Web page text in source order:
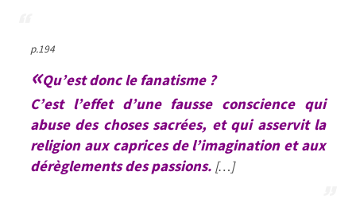
p.194
«Qu’est donc le fanatisme ?
C’est l’effet d’une fausse conscience qui
abuse des choses sacrées, et qui asservit la
religion aux caprices de l’imagination et aux
dérèglements des passions. […]